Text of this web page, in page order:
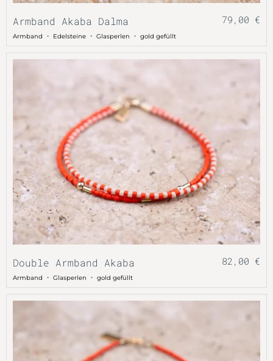
Armband Akaba Dalma 79,00 €
Armband ・ Edelsteine ・ Glasperlen ・ gold gefüllt
Double Armband Akaba 82,00 €
Armband ・ Glasperlen ・ gold gefüllt